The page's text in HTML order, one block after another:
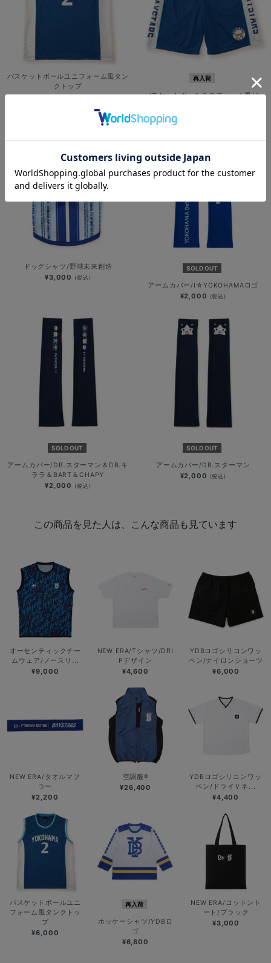
バスケットボールユニフォーム風タン
クトップ
¥6,000
再入荷
バスケットボールユニフォーム風/シ
ドッグシャツ/野球未来創造
¥3,000 (税込)
SOLD OUT
アームカバー/I☆YOKOHAMAロゴ
¥2,000 (税込)
SOLD OUT
アームカバー/DB.スターマン＆DB.キ
ララ＆BART＆CHAPY
¥2,000 (税込)
SOLD OUT
アームカバー/DB.スターマン
¥2,000 (税込)
この商品を見た人は、こんな商品も見ています
オーセンティックチー
ムウェア/ノースリ...
¥9,000
NEW ERA/Tシャツ/DRI
Pデザイン
¥4,600
YDBロゴシリコンワッ
ペン/ナイロンショーツ
¥6,000
NEW ERA/タオルマフ
ラー
¥2,200
空調服®
¥26,400
YDBロゴシリコンワッ
ペン/ドライＶネ...
¥4,400
バスケットボールユニ
フォーム風タンクトッ
プ
¥6,000
再入荷
ホッケーシャツ/YDBロ
ゴ
¥6,800
NEW ERA/コットント
ート/ブラック
¥3,000